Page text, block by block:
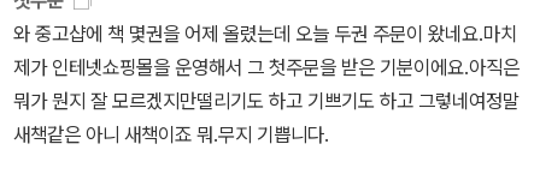
Note 3권 세트 : 영어독서 기록 노트 (Paperback 3권) 쑥쑥닷컴
편집부 지음 / 쑥쑥닷컴 / 2011년 1월여우모자김승연 글.그림 / 텍스
트컨텍스트 / 2011년 2월이리 오너라! 옛날 옛적 관혼상제 김경희 지
음, 이덕진 그림 / 조선북스 / 2011년 1월Global - 내가 먼저 손 내미
들을 모아 놓은 재미있는 추억 박물관.>> 접힌 부분 펼치기 >> <<
펼친 부분 접기 <<처음부터 74번 동화나라를 찾아 보고 싶었는데,
첫째 셋째 월요일은 쉬는 날이라고 잠겨 있어 들어가보지는 못했어
요.동화나라 앞 건물에서 정중하게 인사하는 동상~ ^^>> 접힌 부분
다만, 선비 한 사람이 한 권씩만 나라말을 익히고 한자로 된 서책을 옮
긴다면 일 년도 채 걸리지 않을 테지, 허나, 선비라는 작자들이 남의
나라말만 외고 앉았으니 그 또한 현재로선 꿈 같은 일.' (뚜깐뎐 149
쪽) 이용포 작가는 '뚜깐뎐'에서 사부의 입을 빌어 위와같이말한다.나
하셔서, 이 가을 멋진 추억들 만드시길 바랍니다. 정은숙 작가 강연회
* 일 시 : 2008. 9. 19 (금) 오후 4시 * 장 소 : 서울 강남구립논현도
서관 * 행사명 : 한도서관 한 책 읽기 * 문 의 : 02-515-1178 * 일
시 : 2008. 9. 21 (일) 오후 3시 * 장 소 : 서울 성동구립도서관 * 행
사명 : 한도서관 한 책 읽기- 저자와의 만남 * 문 의 : 02-2204-643
와 중고샵에 책 몇권을 어제 올렸는데 오늘 두권 주문이 왔네요.마치
제가 인테넷쇼핑몰을 운영해서 그 첫주문을 받은 기분이에요.아직은
뭐가 뭔지 잘 모르겠지만떨리기도 하고 기쁘기도 하고 그렇네여정말
새책같은 아니 새책이죠 뭐.무지 기쁩니다.